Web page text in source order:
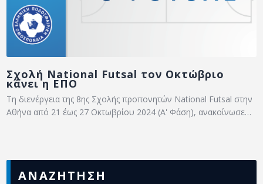
Σχολή National Futsal τον Οκτώβριο
κάνει η ΕΠΟ
Τη διενέργεια της 8ης Σχολής προπονητών National Futsal στην
Αθήνα από 21 έως 27 Οκτωβρίου 2024 (Α' Φάση), ανακοίνωσε…
ΑΝΑΖΗΤΗΣΗ